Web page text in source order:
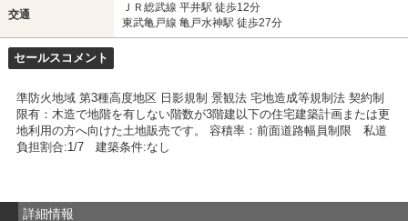
交通
ＪＲ総武線 平井駅 徒歩12分
東武亀戸線 亀戸水神駅 徒歩27分
セールスコメント
準防火地域 第3種高度地区 日影規制 景観法 宅地造成等規制法 契約制
限有：木造で地階を有しない階数が3階建以下の住宅建築計画または更
地利用の方へ向けた土地販売です。 容積率：前面道路幅員制限 私道
負担割合:1/7 建築条件:なし
詳細情報